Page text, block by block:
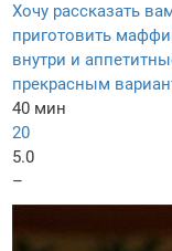
Хочу рассказать
приготовить
внутри и
прекрасным
40 мин
20
5.0
–